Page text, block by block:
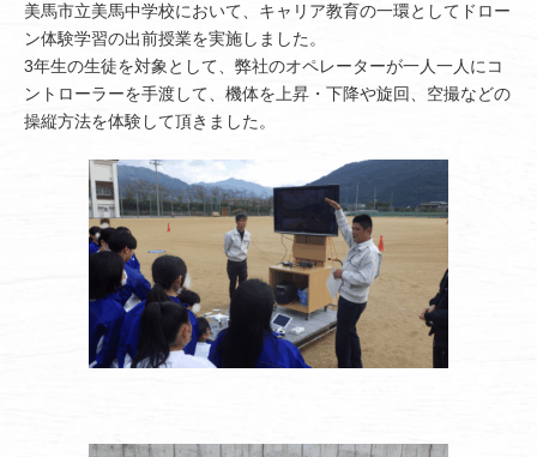
美馬市立美馬中学校において、キャリア教育の一環としてドロー
ン体験学習の出前授業を実施しました。
3年生の生徒を対象として、弊社のオペレーターが一人一人にコ
ントローラーを手渡して、機体を上昇・下降や旋回、空撮などの
操縦方法を体験して頂きました。